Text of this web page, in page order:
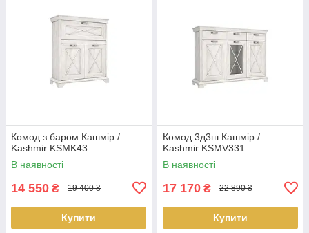
Комод з баром Кашмір /
Kashmir KSMK43
В наявності
14 550 ₴ 19 400 ₴
Купити
Комод 3д3ш Кашмір /
Kashmir KSMV331
В наявності
17 170 ₴ 22 890 ₴
Купити